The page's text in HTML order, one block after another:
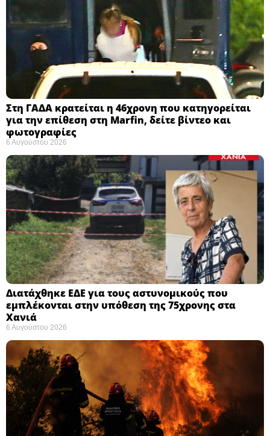
Στη ΓΑΔΑ κρατείται η 46χρονη που κατηγορείται
για την επίθεση στη Marfin, δείτε βίντεο και
φωτογραφίες
6 Αυγούστου 2026
Διατάχθηκε ΕΔΕ για τους αστυνομικούς που
εμπλέκονται στην υπόθεση της 75χρονης στα
Χανιά
6 Αυγούστου 2026